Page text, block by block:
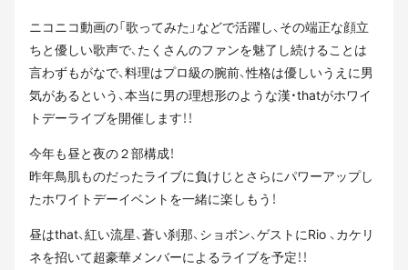
ニコニコ動画の「歌ってみた」などで活躍し、その端正な顔立
ちと優しい歌声で、たくさんのファンを魅了し続けることは
言わずもがなで、料理はプロ級の腕前、性格は優しいうえに男
気があるという、本当に男の理想形のような漢・thatがホワイ
トデーライブを開催します！！
今年も昼と夜の２部構成！
昨年鳥肌ものだったライブに負けじとさらにパワーアップし
たホワイトデーイベントを一緒に楽しもう！
昼はthat、紅い流星、蒼い刹那、ショボン、ゲストにRio 、カケリ
ネを招いて超豪華メンバーによるライブを予定！！